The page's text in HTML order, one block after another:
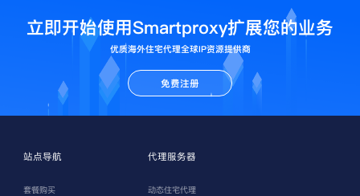
立即开始使用Smartproxy扩展您的业务
优质海外住宅代理全球IP资源提供商
免费注册
站点导航
套餐购买
代理服务器
动态住宅代理